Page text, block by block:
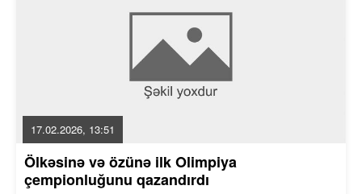
17.02.2026, 13:51
Ölkəsinə və özünə ilk Olimpiya
çempionluğunu qazandırdı